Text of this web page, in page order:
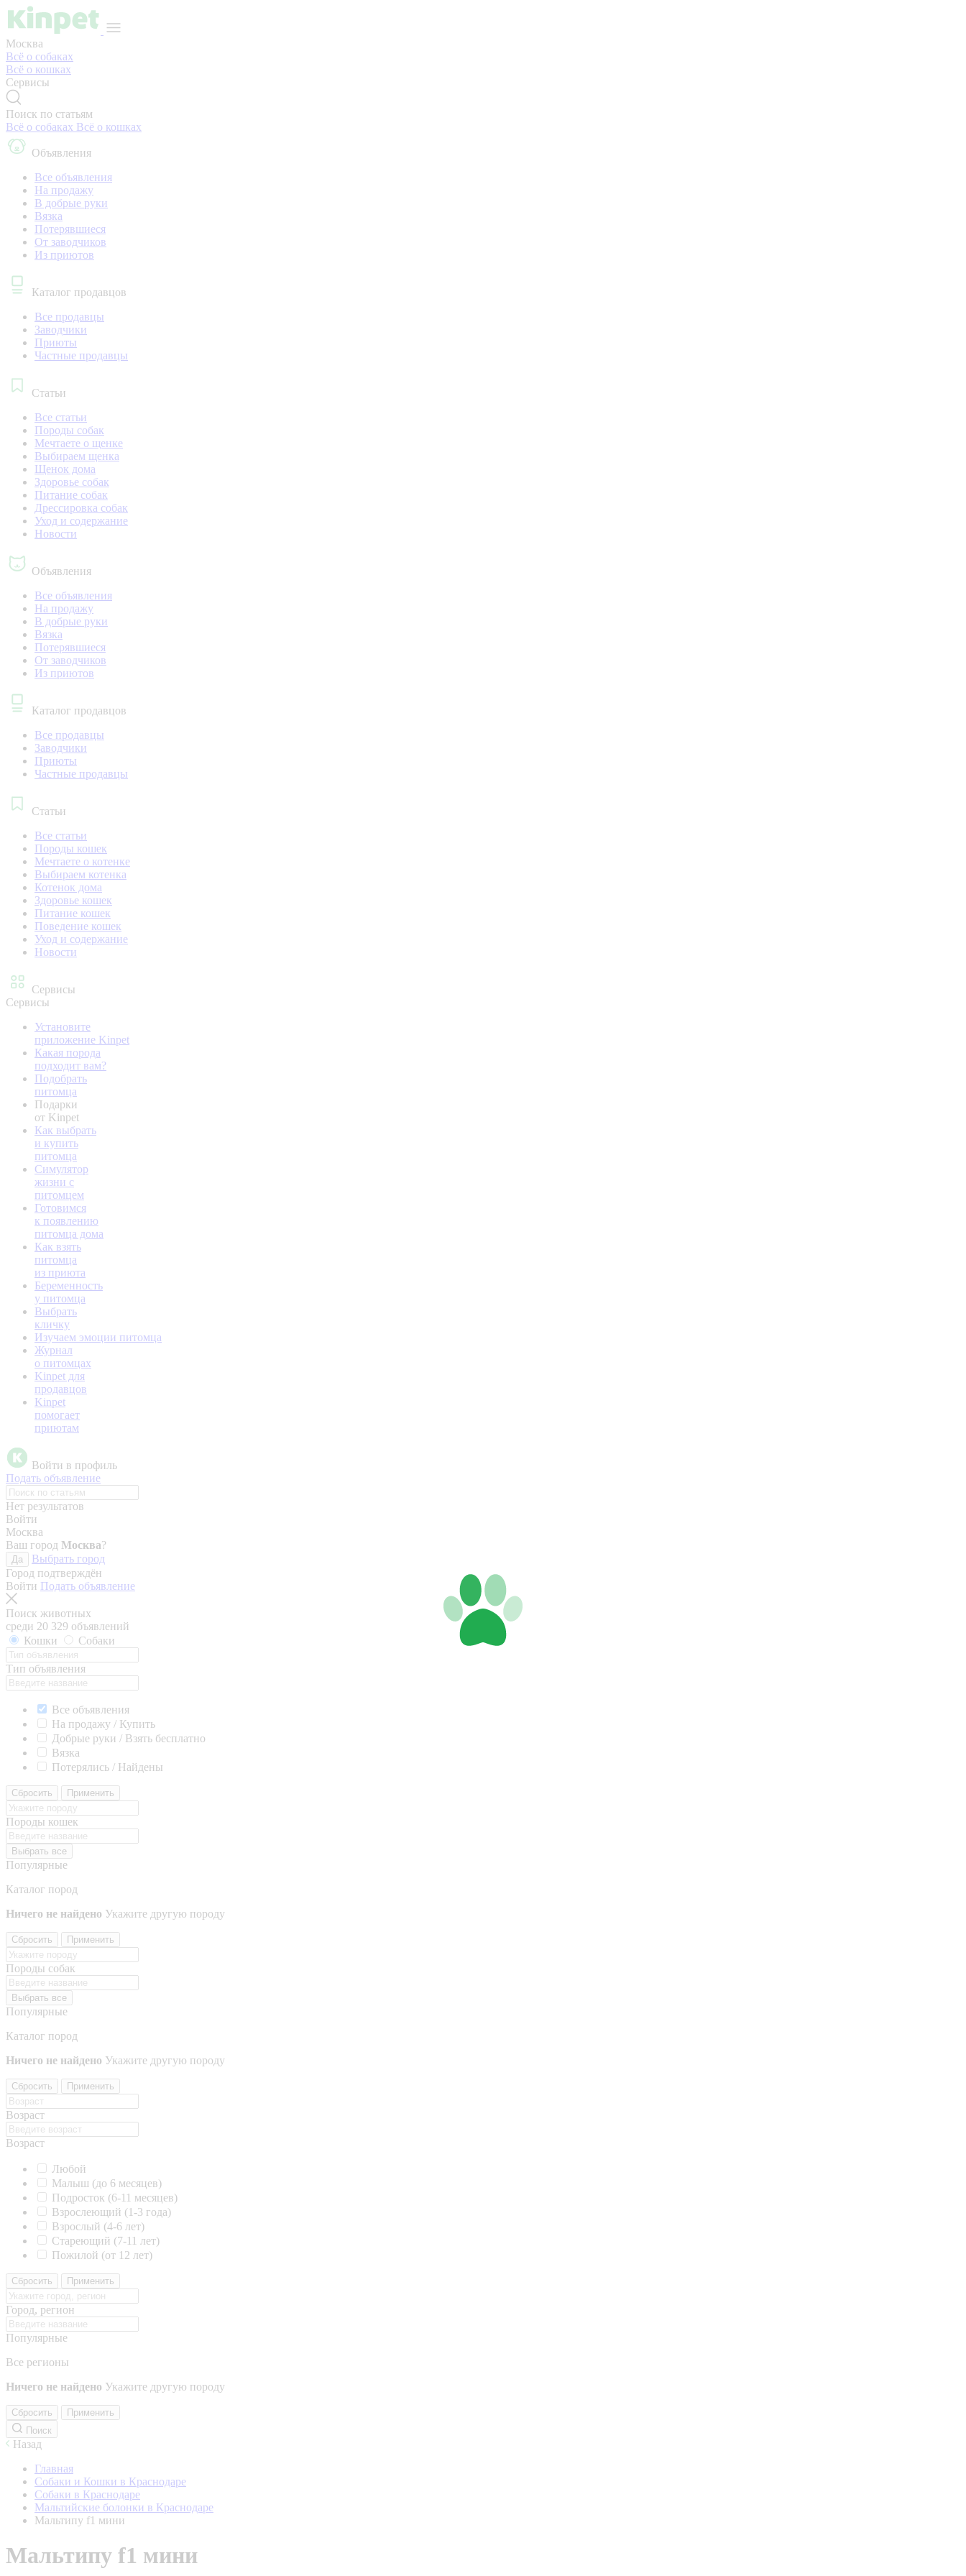
Москва
Всё о собаках
Всё о кошках
Сервисы
Поиск по статьям
Всё о собаках Всё о кошках
Объявления
Все объявления
На продажу
В добрые руки
Вязка
Потерявшиеся
От заводчиков
Из приютов
Каталог продавцов
Все продавцы
Заводчики
Приюты
Частные продавцы
Статьи
Все статьи
Породы собак
Мечтаете о щенке
Выбираем щенка
Щенок дома
Здоровье собак
Питание собак
Дрессировка собак
Уход и содержание
Новости
Объявления
Все объявления
На продажу
В добрые руки
Вязка
Потерявшиеся
От заводчиков
Из приютов
Каталог продавцов
Все продавцы
Заводчики
Приюты
Частные продавцы
Статьи
Все статьи
Породы кошек
Мечтаете о котенке
Выбираем котенка
Котенок дома
Здоровье кошек
Питание кошек
Поведение кошек
Уход и содержание
Новости
Сервисы
Сервисы
Установите
приложение Kinpet
Какая порода
подходит вам?
Подобрать
питомца
Подарки
от Kinpet
Как выбрать
и купить
питомца
Симулятор
жизни с
питомцем
Готовимся
к появлению
питомца дома
Как взять
питомца
из приюта
Беременность
у питомца
Выбрать
кличку
Изучаем эмоции питомца
Журнал
о питомцах
Kinpet для
продавцов
Kinpet
помогает
приютам
Войти в профиль
Подать объявление
Нет результатов
Войти
Москва
Ваш город Москва?
Да
Выбрать город
Город подтверждён
Войти Подать объявление
Поиск животных
среди 20 329 объявлений
Кошки
Собаки
Тип объявления
Все объявления
На продажу / Купить
Добрые руки / Взять бесплатно
Вязка
Потерялись / Найдены
Сбросить Применить
Породы кошек
Выбрать все
Популярные
Каталог пород
Ничего не найдено Укажите другую породу
Сбросить Применить
Породы собак
Выбрать все
Популярные
Каталог пород
Ничего не найдено Укажите другую породу
Сбросить Применить
Возраст
Возраст
Любой
Малыш (до 6 месяцев)
Подросток (6-11 месяцев)
Взрослеющий (1-3 года)
Взрослый (4-6 лет)
Стареющий (7-11 лет)
Пожилой (от 12 лет)
Сбросить Применить
Город, регион
Популярные
Все регионы
Ничего не найдено Укажите другую породу
Сбросить
Применить
Поиск
Назад
Главная
Собаки и Кошки в Краснодаре
Собаки в Краснодаре
Мальтийские болонки в Краснодаре
Мальтипу f1 мини
Мальтипу f1 мини